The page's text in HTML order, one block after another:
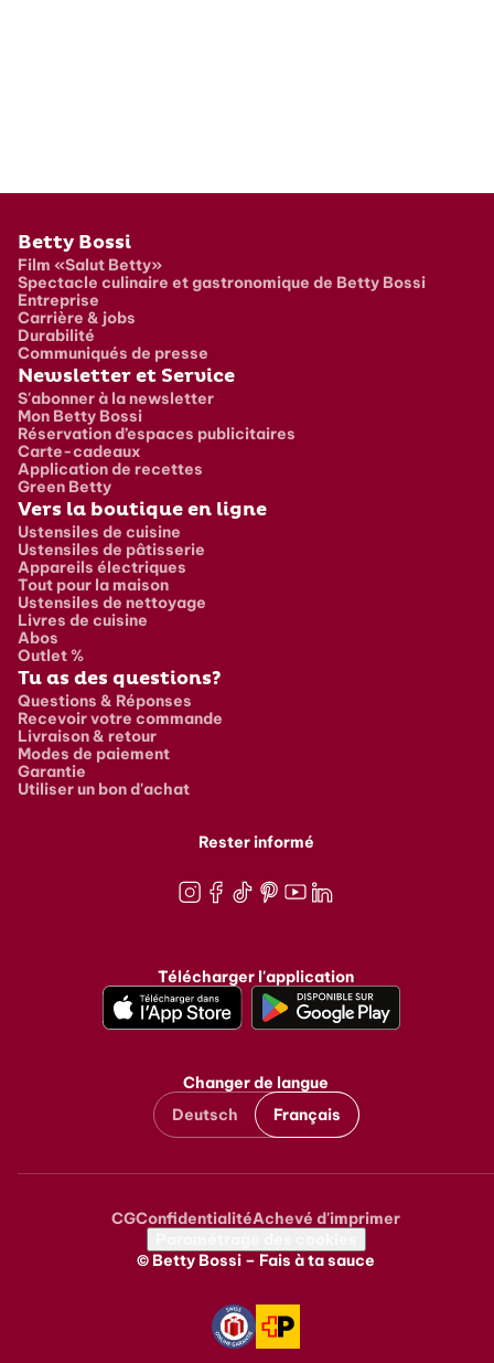
Pied de page
Betty Bossi
Film «Salut Betty»
Spectacle culinaire et gastronomique de Betty Bossi
Entreprise
Carrière & jobs
Durabilité
Communiqués de presse
Newsletter et Service
S'abonner à la newsletter
Mon Betty Bossi
Réservation d’espaces publicitaires
Carte-cadeaux
Application de recettes
Green Betty
Vers la boutique en ligne
Ustensiles de cuisine
Ustensiles de pâtisserie
Appareils électriques
Tout pour la maison
Ustensiles de nettoyage
Livres de cuisine
Abos
Outlet %
Tu as des questions?
Questions & Réponses
Recevoir votre commande
Livraison & retour
Modes de paiement
Garantie
Utiliser un bon d'achat
Rester informé
Télécharger l'application
Changer de langue
Deutsch
Français
Metanavigation
CGConfidentialitéAchevé d'imprimer
© Betty Bossi – Fais à ta sauce